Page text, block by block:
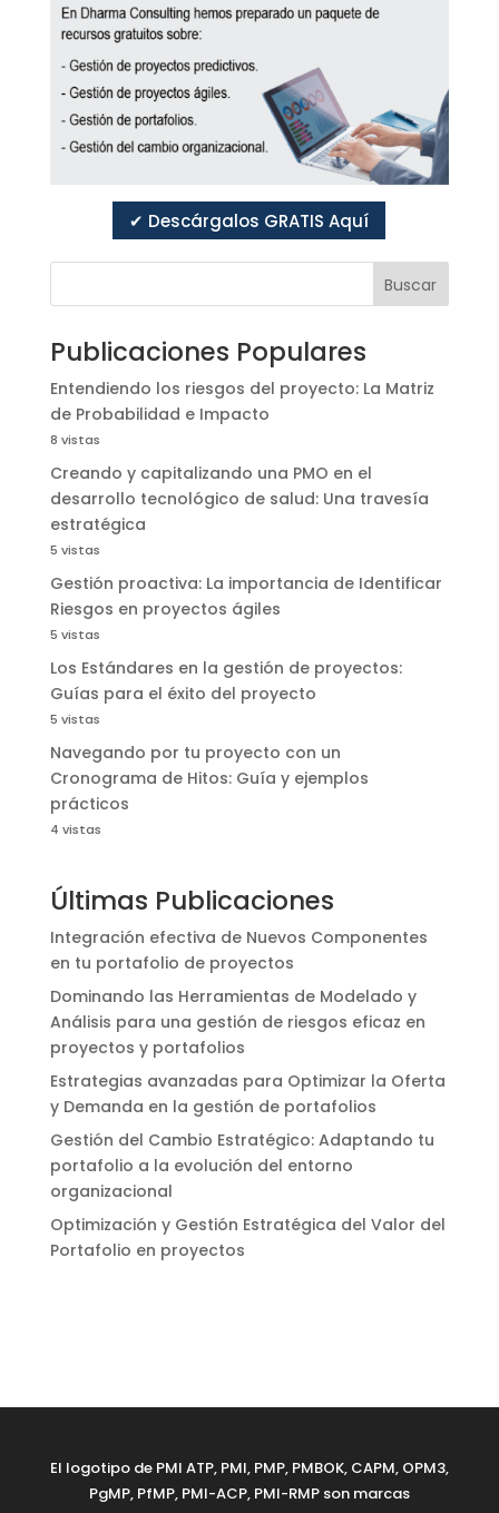
✔ Descárgalos GRATIS Aquí
Buscar
Publicaciones Populares
Entendiendo los riesgos del proyecto: La Matriz
de Probabilidad e Impacto
8 vistas
Creando y capitalizando una PMO en el
desarrollo tecnológico de salud: Una travesía
estratégica
5 vistas
Gestión proactiva: La importancia de Identificar
Riesgos en proyectos ágiles
5 vistas
Los Estándares en la gestión de proyectos:
Guías para el éxito del proyecto
5 vistas
Navegando por tu proyecto con un
Cronograma de Hitos: Guía y ejemplos
prácticos
4 vistas
Últimas Publicaciones
Integración efectiva de Nuevos Componentes
en tu portafolio de proyectos
Dominando las Herramientas de Modelado y
Análisis para una gestión de riesgos eficaz en
proyectos y portafolios
Estrategias avanzadas para Optimizar la Oferta
y Demanda en la gestión de portafolios
Gestión del Cambio Estratégico: Adaptando tu
portafolio a la evolución del entorno
organizacional
Optimización y Gestión Estratégica del Valor del
Portafolio en proyectos
El logotipo de PMI ATP, PMI, PMP, PMBOK, CAPM, OPM3,
PgMP, PfMP, PMI-ACP, PMI-RMP son marcas